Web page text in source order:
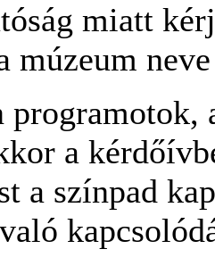
miatt
múzeum
programotok,
a
a színpad